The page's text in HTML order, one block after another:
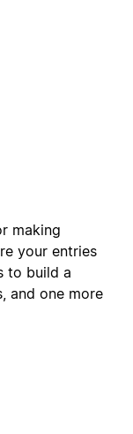
making
your entries
to build a
and one more